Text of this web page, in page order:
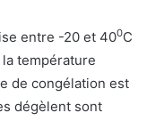
entre -20 et 400C
température
de congélation est
dégèlent sont